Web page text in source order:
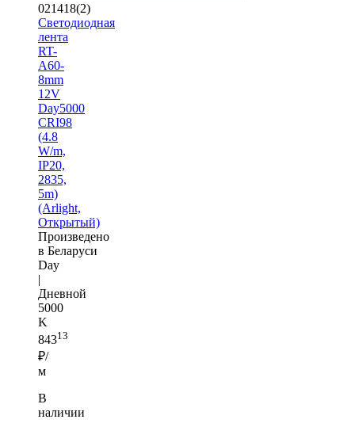
021418(2)
Светодиодная
лента
RT-
A60-
8mm
12V
Day5000
CRI98
(4.8
W/m,
IP20,
2835,
5m)
(Arlight,
Открытый)
Произведено
в Беларуси
Day
|
Дневной
5000
K
84313
₽/
м
В
наличии